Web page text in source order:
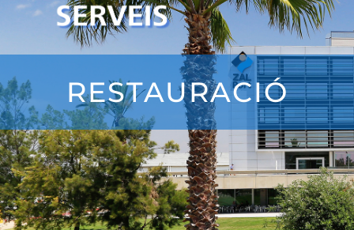
RESTAURACIÓ